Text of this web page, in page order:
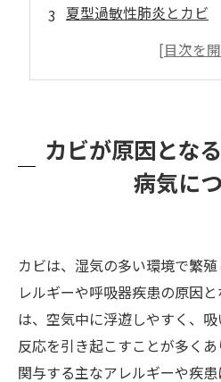
夏型過敏性肺炎とカビ
アレルギー性結膜炎と
カビが原因とな
病気に
カビは、湿気の多い環境で繁
レルギーや呼吸器疾患の原因
は、空気中に浮遊しやすく、
反応を引き起こすことが多く
関与する主なアレルギーや疾